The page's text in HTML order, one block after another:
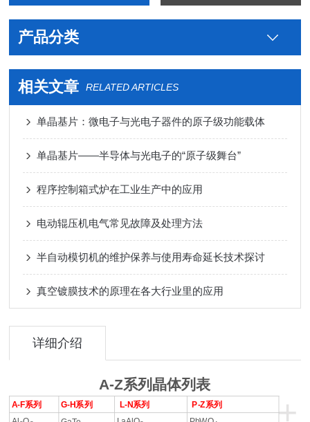
产品分类
相关文章 RELATED ARTICLES
单晶基片：微电子与光电子器件的原子级功能载体
单晶基片——半导体与光电子的“原子级舞台”
程序控制箱式炉在工业生产中的应用
电动辊压机电气常见故障及处理方法
半自动模切机的维护保养与使用寿命延长技术探讨
真空镀膜技术的原理在各大行业里的应用
详细介绍
A-Z系列晶体列表
+
A-F系列 G-H系列 L-N系列 P-Z系列